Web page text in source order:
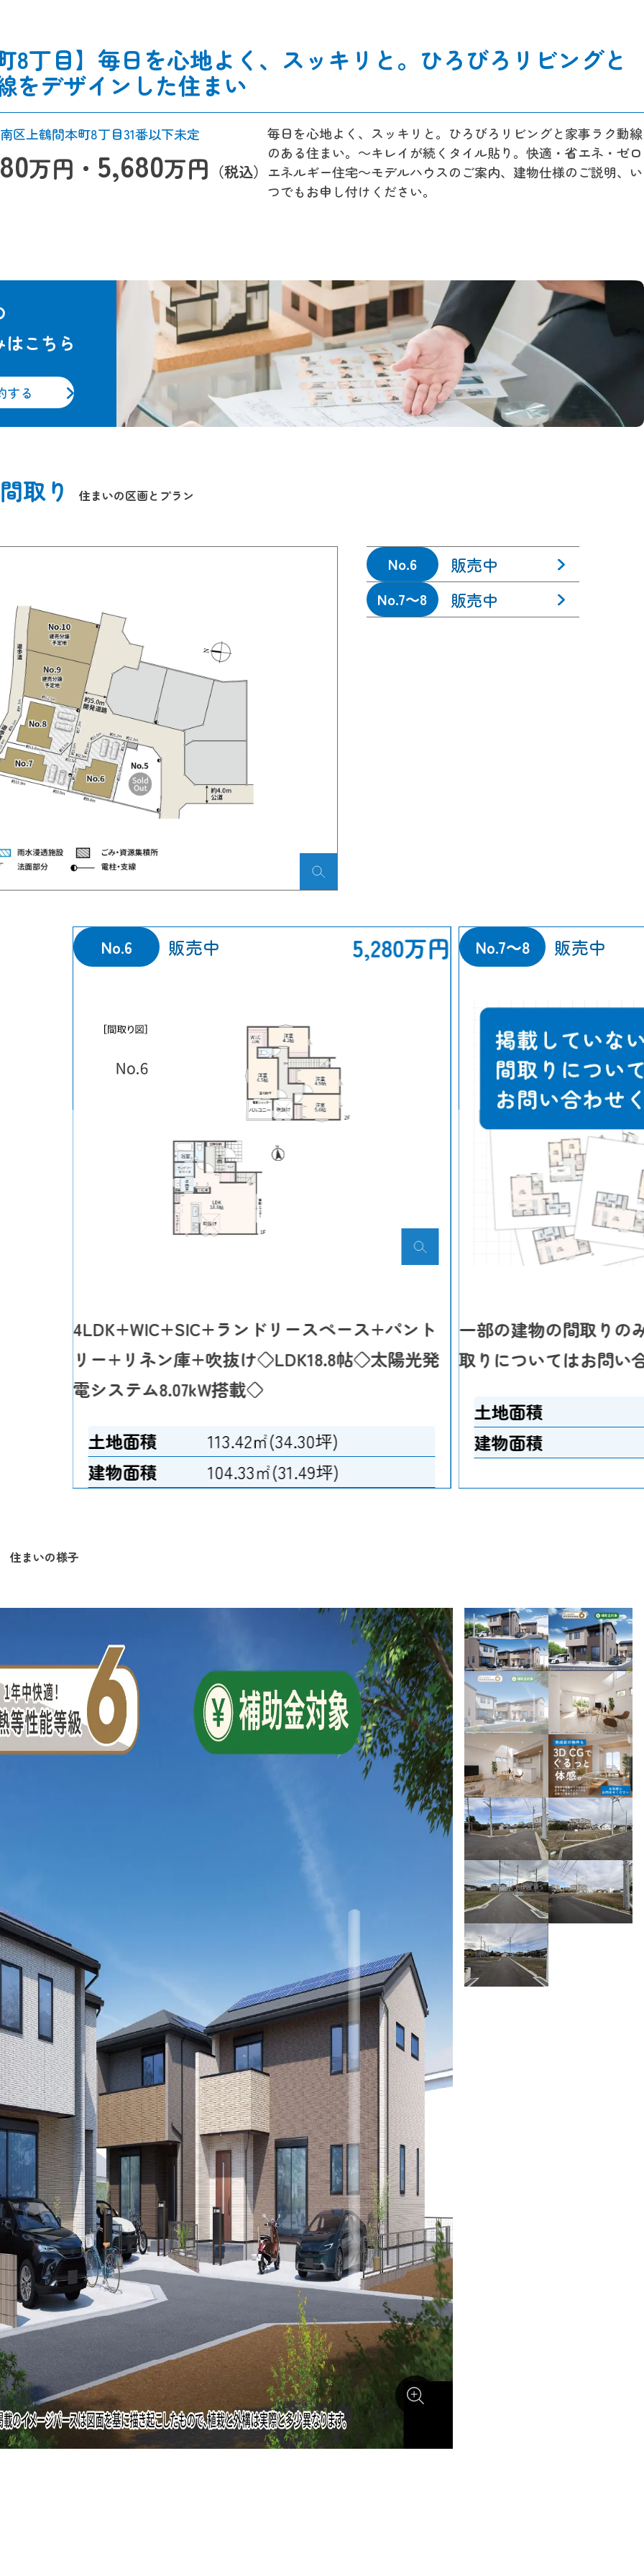
8丁目】毎日を心地よく、スッキリと。ひろびろリビングと
をデザインした住まい
区上鶴間本町8丁目31番以下未定
万円・ 5,680万円 （税込）
毎日を心地よく、スッキリと。ひろびろリビングと家事ラク動線
のある住まい。～キレイが続くタイル貼り。快適・省エネ・ゼロ
エネルギー住宅～モデルハウスのご案内、建物仕様のご説明、い
つでもお申し付けください。
こちら
する
取り 住まいの区画とプラン
No.6 販売中
No.7～8 販売中
No.6 販売中 5,280万円
4LDK+WIC+SIC+ランドリースペース+パント
リー+リネン庫+吹抜け◇LDK18.8帖◇太陽光発
電システム8.07kW搭載◇
土地面積
113.42㎡(34.30坪)
建物面積
104.33㎡(31.49坪)
No.7～8 販売中
一部の建物の間取りの
取りについてはお問い
土地面積
建物面積
住まいの様子